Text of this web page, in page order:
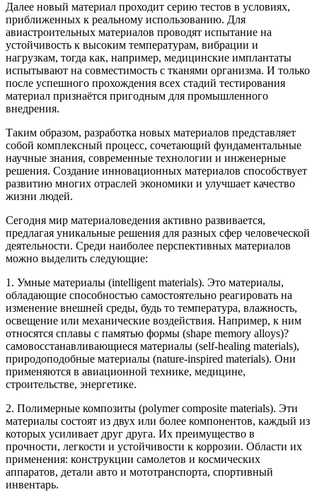
Далее новый материал проходит серию тестов в условиях,
приближенных к реальному использованию. Для
авиастроительных материалов проводят испытание на
устойчивость к высоким температурам, вибрации и
нагрузкам, тогда как, например, медицинские имплантаты
испытывают на совместимость с тканями организма. И только
после успешного прохождения всех стадий тестирования
материал признаётся пригодным для промышленного
внедрения.
Таким образом, разработка новых материалов представляет
собой комплексный процесс, сочетающий фундаментальные
научные знания, современные технологии и инженерные
решения. Создание инновационных материалов способствует
развитию многих отраслей экономики и улучшает качество
жизни людей.
Сегодня мир материаловедения активно развивается,
предлагая уникальные решения для разных сфер человеческой
деятельности. Среди наиболее перспективных материалов
можно выделить следующие:
1. Умные материалы (intelligent materials). Это материалы,
обладающие способностью самостоятельно реагировать на
изменение внешней среды, будь то температура, влажность,
освещение или механические воздействия. Например, к ним
относятся сплавы с памятью формы (shape memory alloys)?
cамовосстанавливающиеся материалы (self-healing materials),
природоподобные материалы (nature-inspired materials). Они
применяются в авиационной технике, медицине,
строительстве, энергетике.
2. Полимерные композиты (polymer composite materials). Эти
материалы состоят из двух или более компонентов, каждый из
которых усиливает друг друга. Их преимущество в
прочности, легкости и устойчивости к коррозии. Области их
применения: конструкции самолетов и космических
аппаратов, детали авто и мототранспорта, спортивный
инвентарь.